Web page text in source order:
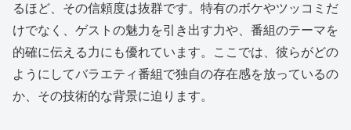
るほど、その信頼度は抜群です。特有のボケやツッコミだ
けでなく、ゲストの魅力を引き出す力や、番組のテーマを
的確に伝える力にも優れています。ここでは、彼らがどの
ようにしてバラエティ番組で独自の存在感を放っているの
か、その技術的な背景に迫ります。